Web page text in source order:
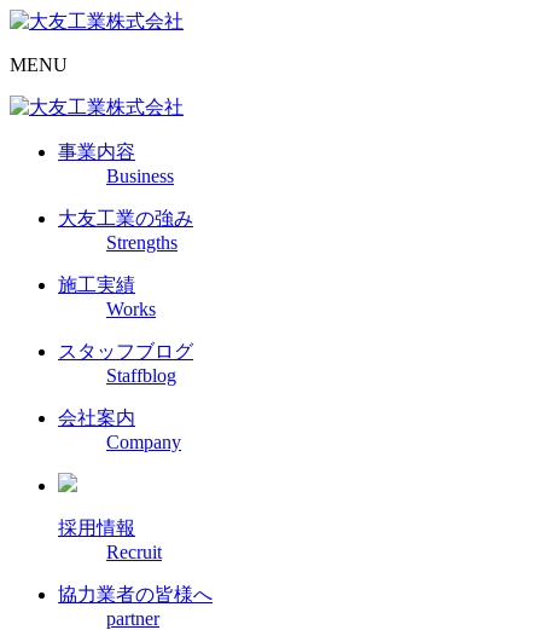
MENU
事業内容
Business
大友工業の強み
Strengths
施工実績
Works
スタッフブログ
Staffblog
会社案内
Company
採用情報
Recruit
協力業者の皆様へ
partner